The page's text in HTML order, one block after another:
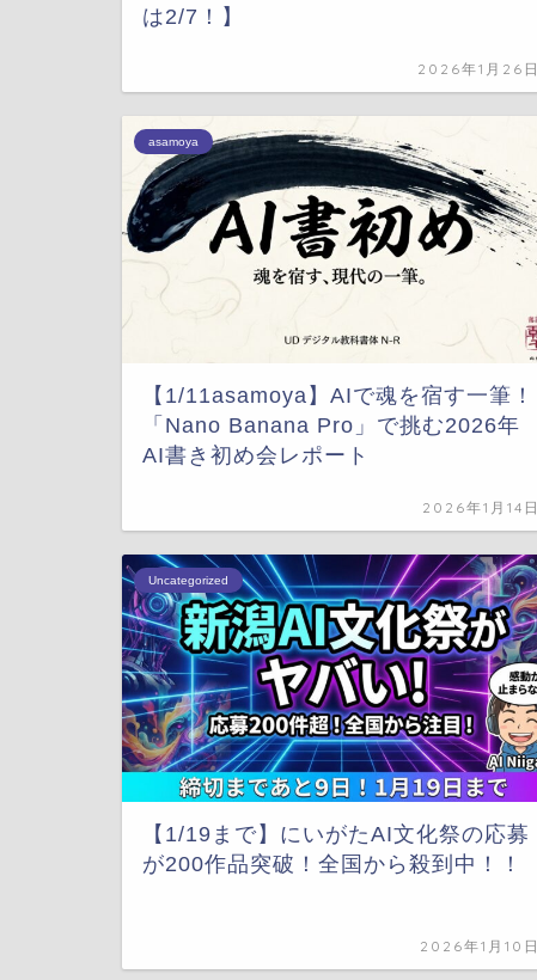
は2/7！】
2026年1月26日
asamoya
【1/11asamoya】AIで魂を宿す一筆！
「Nano Banana Pro」で挑む2026年
AI書き初め会レポート
2026年1月14日
Uncategorized
【1/19まで】にいがたAI文化祭の応募
が200作品突破！全国から殺到中！！
2026年1月10日